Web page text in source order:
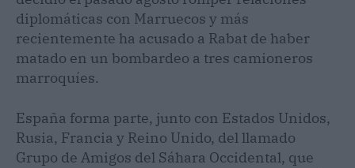
diplomáticas con Marruecos y más
recientemente ha acusado a Rabat de haber
matado en un bombardeo a tres camioneros
marroquíes.
España forma parte, junto con Estados Unidos,
Rusia, Francia y Reino Unido, del llamado
Grupo de Amigos del Sáhara Occidental, que